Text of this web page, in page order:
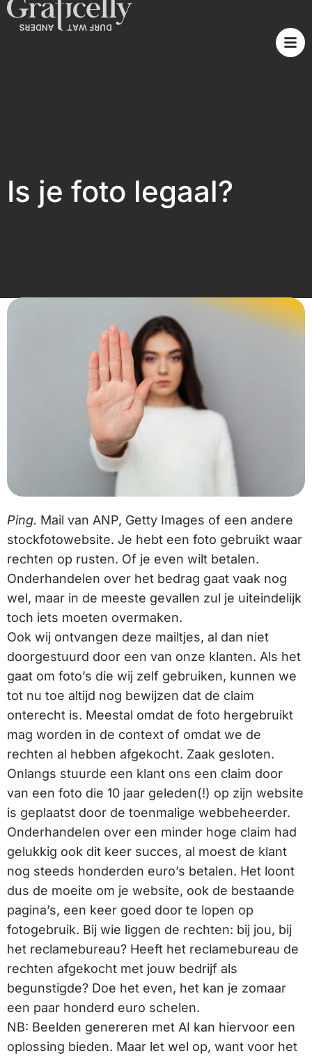
Is je foto legaal?
Ping. Mail van ANP, Getty Images of een andere
stockfotowebsite. Je hebt een foto gebruikt waar
rechten op rusten. Of je even wilt betalen.
Onderhandelen over het bedrag gaat vaak nog
wel, maar in de meeste gevallen zul je uiteindelijk
toch iets moeten overmaken.
Ook wij ontvangen deze mailtjes, al dan niet
doorgestuurd door een van onze klanten. Als het
gaat om foto’s die wij zelf gebruiken, kunnen we
tot nu toe altijd nog bewijzen dat de claim
onterecht is. Meestal omdat de foto hergebruikt
mag worden in de context of omdat we de
rechten al hebben afgekocht. Zaak gesloten.
Onlangs stuurde een klant ons een claim door
van een foto die 10 jaar geleden(!) op zijn website
is geplaatst door de toenmalige webbeheerder.
Onderhandelen over een minder hoge claim had
gelukkig ook dit keer succes, al moest de klant
nog steeds honderden euro’s betalen. Het loont
dus de moeite om je website, ook de bestaande
pagina’s, een keer goed door te lopen op
fotogebruik. Bij wie liggen de rechten: bij jou, bij
het reclamebureau? Heeft het reclamebureau de
rechten afgekocht met jouw bedrijf als
begunstigde? Doe het even, het kan je zomaar
een paar honderd euro schelen.
NB: Beelden genereren met AI kan hiervoor een
oplossing bieden. Maar let wel op, want voor het